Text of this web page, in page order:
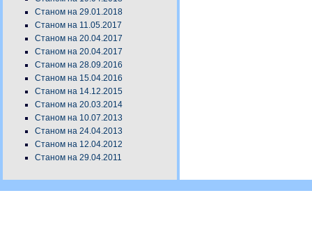
Станом на 29.01.2018
Станом на 11.05.2017
Станом на 20.04.2017
Станом на 20.04.2017
Станом на 28.09.2016
Станом на 15.04.2016
Станом на 14.12.2015
Станом на 20.03.2014
Станом на 10.07.2013
Станом на 24.04.2013
Станом на 12.04.2012
Станом на 29.04.2011